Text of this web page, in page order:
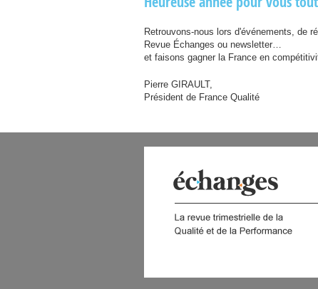
Retrouvons-nous lors d'événements, de
Revue Échanges ou newsletter…
et faisons gagner la France en
Pierre GIRAULT,
Président de France Qualité